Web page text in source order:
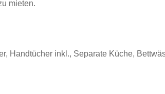
mieten.
Handtücher inkl., Separate Küche,